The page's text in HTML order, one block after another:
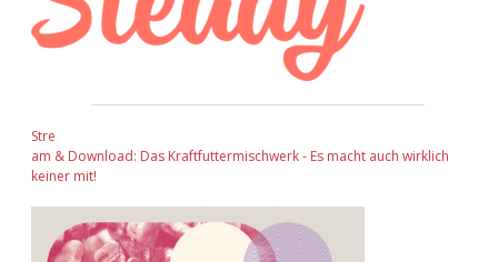
Stre
am & Download: Das Kraftfuttermischwerk - Es macht auch wirklich
keiner mit!